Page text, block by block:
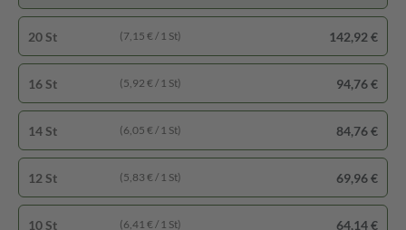
20 St (7,15 € / 1 St) 142,92 €
16 St (5,92 € / 1 St) 94,76 €
14 St (6,05 € / 1 St) 84,76 €
12 St (5,83 € / 1 St) 69,96 €
10 St (6,41 € / 1 St) 64,14 €